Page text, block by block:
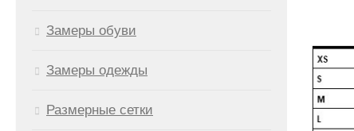
Замеры обуви
Замеры одежды
Размерные сетки